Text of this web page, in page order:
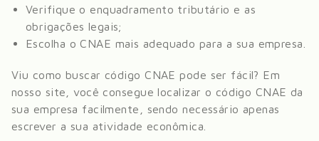
Verifique o enquadramento tributário e as
obrigações legais;
Escolha o CNAE mais adequado para a sua empresa.
Viu como buscar código CNAE pode ser fácil? Em
nosso site, você consegue localizar o código CNAE da
sua empresa facilmente, sendo necessário apenas
escrever a sua atividade econômica.